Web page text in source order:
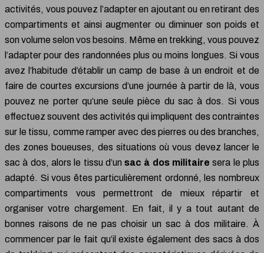
activités, vous pouvez l’adapter en ajoutant ou en retirant des
compartiments et ainsi augmenter ou diminuer son poids et
son volume selon vos besoins. Même en trekking, vous pouvez
l’adapter pour des randonnées plus ou moins longues. Si vous
avez l’habitude d’établir un camp de base à un endroit et de
faire de courtes excursions d’une journée à partir de là, vous
pouvez ne porter qu’une seule pièce du sac à dos. Si vous
effectuez souvent des activités qui impliquent des contraintes
sur le tissu, comme ramper avec des pierres ou des branches,
des zones boueuses, des situations où vous devez lancer le
sac à dos, alors le tissu d’unsac à dos militaire sera le plus
adapté. Si vous êtes particulièrement ordonné, les nombreux
compartiments vous permettront de mieux répartir et
organiser votre chargement. En fait, il y a tout autant de
bonnes raisons de ne pas choisir un sac à dos militaire. À
commencer par le fait qu’il existe également des sacs à dos